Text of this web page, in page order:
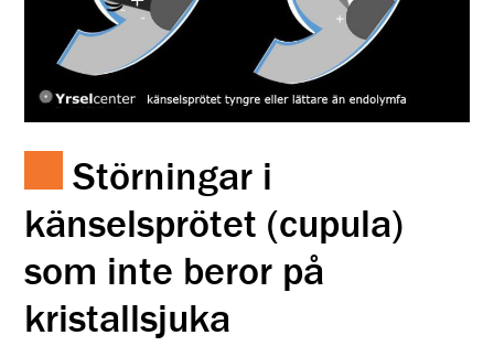
Störningar i
känselsprötet (cupula)
som inte beror på
kristallsjuka